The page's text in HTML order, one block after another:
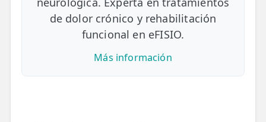
de dolor crónico y rehabilitación
funcional en eFISIO.
Más información